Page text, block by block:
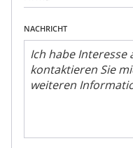
NACHRICHT